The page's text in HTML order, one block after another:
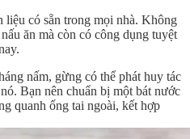
có sẵn trong mọi nhà. Không
ăn mà còn có công dụng tuyệt
nấm, gừng có thể phát huy tác
Bạn nên chuẩn bị một bát nước
quanh ống tai ngoài, kết hợp